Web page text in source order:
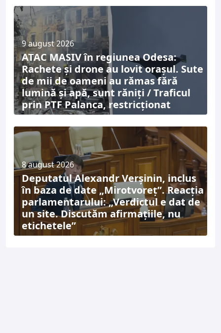
9 august 2026
ATAC MASIV în regiunea Odesa:
Rachete și drone au lovit orașul. Sute
de mii de oameni au rămas fără
lumină și apă, sunt răniți / Traficul
prin PTF Palanca, restricționat
8 august 2026
Deputatul Alexandr Verșinin, inclus
în baza de date „Mirotvoreț”. Reacția
parlamentarului: „Verdictul e dat de
un site. Discutăm afirmațiile, nu
etichetele”